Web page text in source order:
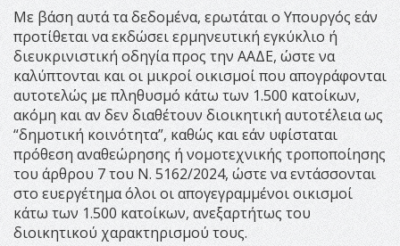
Με βάση αυτά τα δεδομένα, ερωτάται ο Υπουργός εάν
προτίθεται να εκδώσει ερμηνευτική εγκύκλιο ή
διευκρινιστική οδηγία προς την ΑΑΔΕ, ώστε να
καλύπτονται και οι μικροί οικισμοί που απογράφονται
αυτοτελώς με πληθυσμό κάτω των 1.500 κατοίκων,
ακόμη και αν δεν διαθέτουν διοικητική αυτοτέλεια ως
“δημοτική κοινότητα”, καθώς και εάν υφίσταται
πρόθεση αναθεώρησης ή νομοτεχνικής τροποποίησης
του άρθρου 7 του Ν. 5162/2024, ώστε να εντάσσονται
στο ευεργέτημα όλοι οι απογεγραμμένοι οικισμοί
κάτω των 1.500 κατοίκων, ανεξαρτήτως του
διοικητικού χαρακτηρισμού τους.